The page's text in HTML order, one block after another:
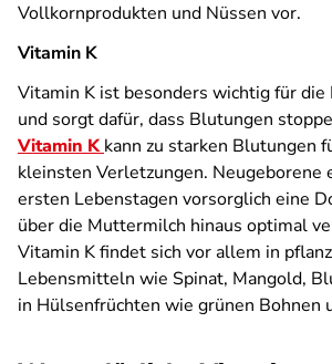
Vollkornprodukten und Nüssen vor.
Vitamin K
Vitamin K ist besonders wichtig für
und sorgt dafür, dass Blutungen
Vitamin Kkann zu starken Blutungen
kleinsten Verletzungen. Neugeborene
ersten Lebenstagen vorsorglich eine
über die Muttermilch hinaus optimal
Vitamin K findet sich vor allem in
Lebensmitteln wie Spinat, Mangold,
in Hülsenfrüchten wie grünen Bohnen